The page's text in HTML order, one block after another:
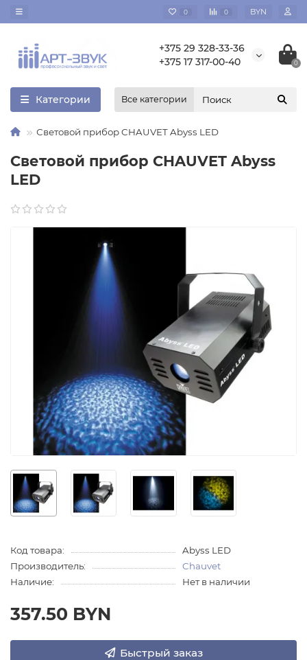
0 0 BYN
+375 29 328-33-36
+375 17 317-00-40
0
Категории Все категории
Световой прибор CHAUVET Abyss LED
Световой прибор CHAUVET Abyss
LED
Код товара:
Abyss LED
Производитель:
Chauvet
Наличие:
Нет в наличии
357.50 BYN
Быстрый заказ